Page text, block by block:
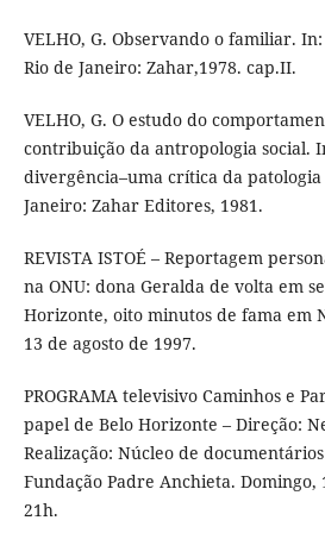
VELHO, G. Observando o familiar.
Rio de Janeiro: Zahar,1978. cap.II.
VELHO, G. O estudo do
contribuição da antropologia social.
divergência–uma crítica da patologia
Janeiro: Zahar Editores, 1981.
REVISTA ISTOÉ – Reportagem
na ONU: dona Geralda de volta em
Horizonte, oito minutos de fama em
13 de agosto de 1997.
PROGRAMA televisivo Caminhos e
papel de Belo Horizonte – Direção:
Realização: Núcleo de
Fundação Padre Anchieta.
21h.